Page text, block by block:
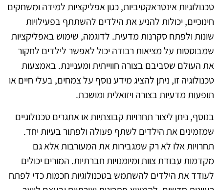
טכנולוגיות אינטראקטיביות, כגון אפליקציות למידה ומשחקים
חינוכיים, יכולות להניע את הילדים להשתתף בפעילויות
שונות ולפתח סקרנות מדעית. לדוגמה, שימוש באפליקציות
שמבוססות על מציאות רבודה יכול לאפשר לילדים לחקור
את העולם שסביבם בצורה חווייתית ומעניינת. באמצעות
טכנולוגיה זו, ניתן להציג מידע נוסף על צמחים, בעלי חיים או
תופעות מדעיות בצורה ויזואלית ומושכת.
בנוסף, ניתן ליצור תחרויות קבוצתיות או אתגרים טכנולוגיים
שמזמינים את הילדים לשתף פעולה ולפתור בעיות יחד.
תחרויות אלו לא רק שמגבירות את המעורבות אלא גם
מקדמות עבודת צוות ומיומנויות חברתיות. המורים יכולים
לעודד את הילדים להשתמש בטכנולוגיות חכמות כדי לפתח